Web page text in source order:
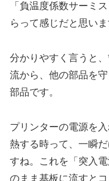
「負温度係数サーミ
らって感じだと思いま
分かりやすく言うと
流から、他の部品を
部品です。
プリンターの電源を
熱する時って、一瞬
すね。これを「突入
のまま基板に流すと